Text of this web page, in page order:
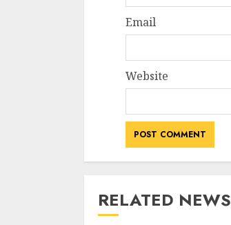
Email
Website
RELATED NEWS